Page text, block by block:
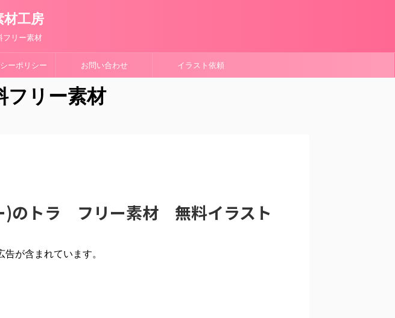
工房
フリー素材
ーポリシー お問い合わせ イラスト依頼
フリー素材
)のトラ フリー素材 無料イラスト
が含まれています。